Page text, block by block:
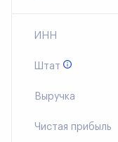
ИНН
Штат
Выручка
Чистая прибыль